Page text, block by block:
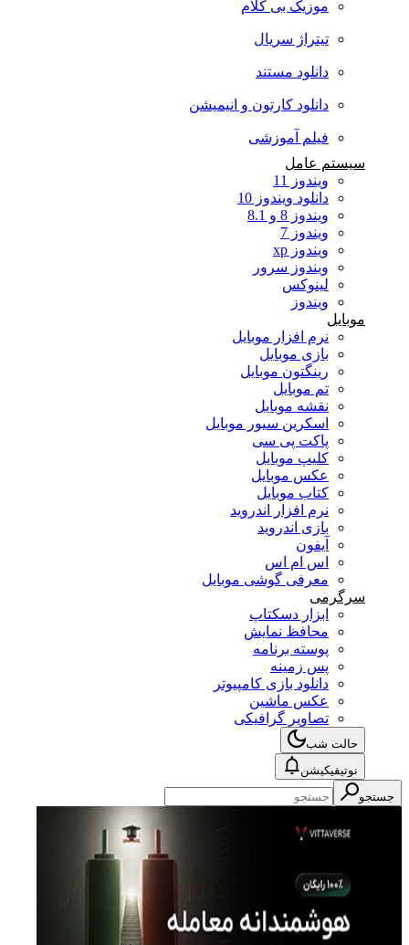
موزیک بی کلام
تیتراژ سریال
دانلود مستند
دانلود کارتون و انیمیشن
فیلم آموزشی
سیستم عامل
ویندوز 11
دانلود ویندوز 10
ویندوز 8 و 8.1
ویندوز 7
ویندوز xp
ویندوز سرور
لینوکس
ویندوز
موبایل
نرم افزار موبایل
بازی موبایل
رینگتون موبایل
تم موبایل
نقشه موبایل
اسکرین سیور موبایل
پاکت پی سی
کلیپ موبایل
عکس موبایل
کتاب موبایل
نرم افزار اندروید
بازی اندروید
آیفون
اس ام اس
معرفی گوشی موبایل
سرگرمی
ابزار دسکتاپ
محافظ نمایش
پوسته برنامه
پس زمینه
دانلود بازی کامپیوتر
عکس ماشین
تصاویر گرافیکی
حالت شب
نوتیفیکیشن
جستجو